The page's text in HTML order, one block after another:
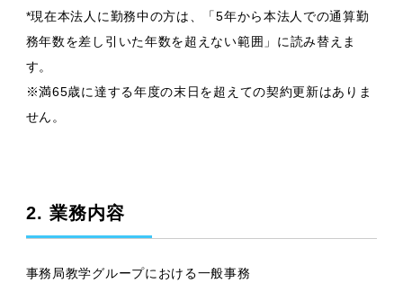
*現在本法人に勤務中の方は、「5年から本法人での通算勤
務年数を差し引いた年数を超えない範囲」に読み替えま
す。
※満65歳に達する年度の末日を超えての契約更新はありま
せん。
2. 業務内容
事務局教学グループにおける一般事務